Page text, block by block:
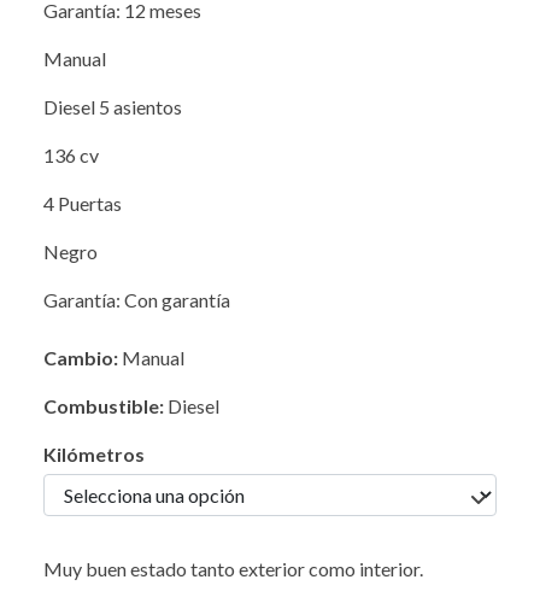
Garantía: 12 meses
Manual
Diesel 5 asientos
136 cv
4 Puertas
Negro
Garantía: Con garantía
Cambio: Manual
Combustible: Diesel
Kilómetros
Muy buen estado tanto exterior como interior.